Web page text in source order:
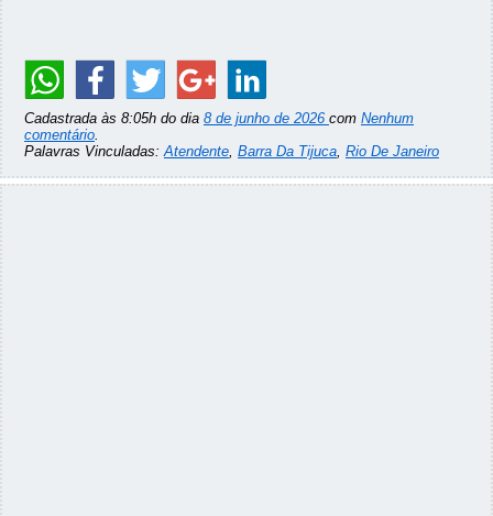
Cadastrada às 8:05h do dia 8 de junho de 2026 com Nenhum
comentário.
Palavras Vinculadas:Atendente, Barra Da Tijuca, Rio De Janeiro